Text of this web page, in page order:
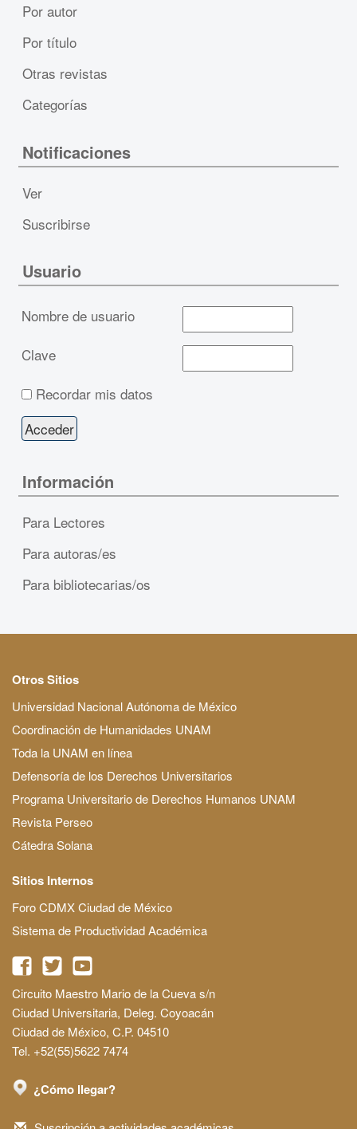
Por autor
Por título
Otras revistas
Categorías
Notificaciones
Ver
Suscribirse
Usuario
Nombre de usuario
Clave
Recordar mis datos
Información
Para Lectores
Para autoras/es
Para bibliotecarias/os
Otros Sitios
Universidad Nacional Autónoma de México
Coordinación de Humanidades UNAM
Toda la UNAM en línea
Defensoría de los Derechos Universitarios
Programa Universitario de Derechos Humanos UNAM
Revista Perseo
Cátedra Solana
Sitios Internos
Foro CDMX Ciudad de México
Sistema de Productividad Académica
Circuito Maestro Mario de la Cueva s/n
Ciudad Universitaria, Deleg. Coyoacán
Ciudad de México, C.P. 04510
Tel. +52(55)5622 7474
¿Cómo llegar?